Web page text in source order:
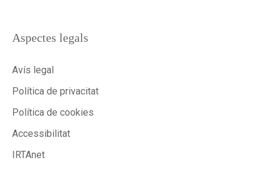
Aspectes legals
Avís legal
Política de privacitat
Política de cookies
Accessibilitat
IRTAnet